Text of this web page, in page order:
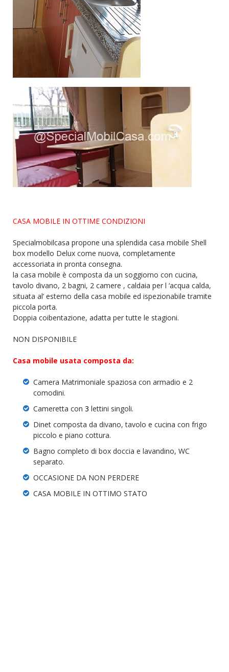
CASA MOBILE IN OTTIME CONDIZIONI
Specialmobilcasa propone una splendida casa mobile Shell
box modello Delux come nuova, completamente
accessoriata in pronta consegna.
la casa mobile è composta da un soggiorno con cucina,
tavolo divano, 2 bagni, 2 camere , caldaia per l ‘acqua calda,
situata al’ esterno della casa mobile ed ispezionabile tramite
piccola porta.
Doppia coibentazione, adatta per tutte le stagioni.
NON DISPONIBILE
Casa mobile usata composta da:
Camera Matrimoniale spaziosa con armadio e 2
comodini.
Cameretta con 3 lettini singoli.
Dinet composta da divano, tavolo e cucina con frigo
piccolo e piano cottura.
Bagno completo di box doccia e lavandino, WC
separato.
OCCASIONE DA NON PERDERE
CASA MOBILE IN OTTIMO STATO